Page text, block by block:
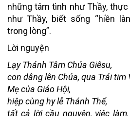
những tâm tình như Thầy,
như Thầy, biết sống “hiền
trong lòng”.
Lời nguyện
Lạy Thánh Tâm Chúa Giêsu,
con dâng lên Chúa, qua Trái
Mẹ của Giáo Hội,
hiệp cùng hy lễ Thánh Thể,
tất cả lời cầu nguyện, việc